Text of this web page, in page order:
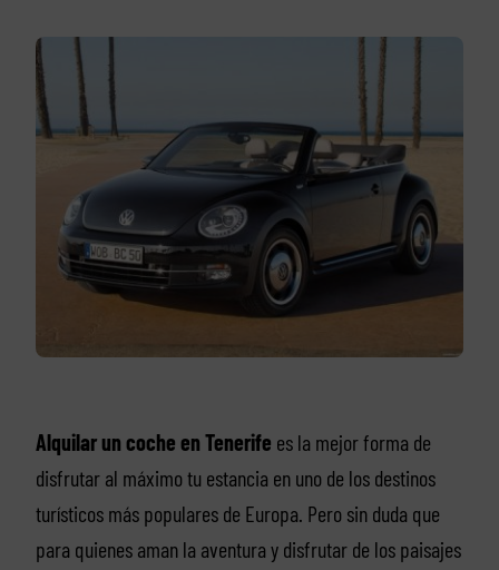
Alquilar un coche en Tenerife es la mejor forma de
disfrutar al máximo tu estancia en uno de los destinos
turísticos más populares de Europa. Pero sin duda que
para quienes aman la aventura y disfrutar de los paisajes